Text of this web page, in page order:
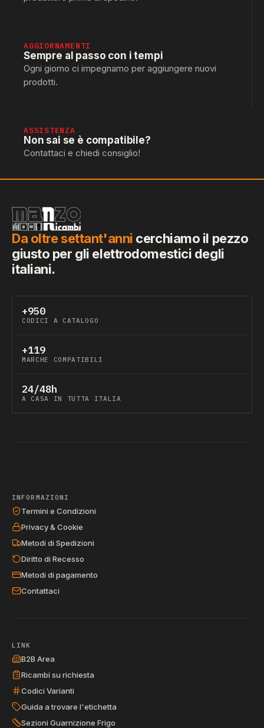
AGGIORNAMENTI
Sempre al passo con i tempi
Ogni giorno ci impegnamo per aggiungere nuovi
prodotti.
ASSISTENZA
Non sai se è compatibile?
Contattaci e chiedi consiglio!
Da oltre settant'anni cerchiamo il pezzo
giusto per gli elettrodomestici degli
italiani.
+950
CODICI A CATALOGO
+119
MARCHE COMPATIBILI
24/48h
A CASA IN TUTTA ITALIA
INFORMAZIONI
Termini e Condizioni
Privacy & Cookie
Metodi di Spedizioni
Diritto di Recesso
Metodi di pagamento
Contattaci
LINK
B2B Area
Ricambi su richiesta
Codici Varianti
Guida a trovare l'etichetta
Sezioni Guarnizione Frigo